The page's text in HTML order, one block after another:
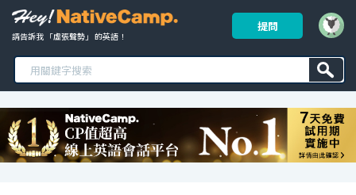
請告訴我 「虛張聲勢」 的英語！
提問